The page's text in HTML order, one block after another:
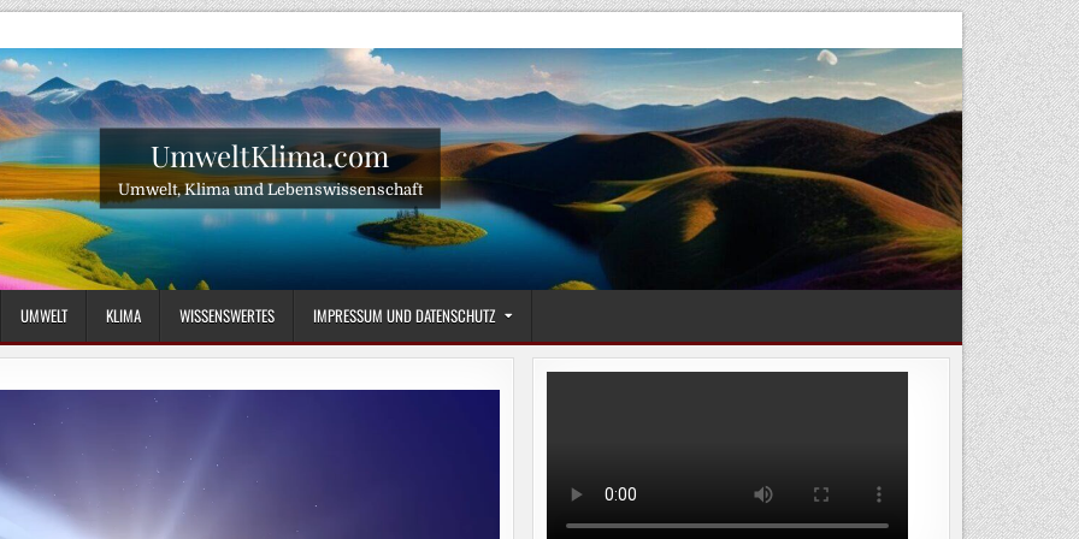
UmweltKlima.com
Umwelt, Klima und Lebenswissenschaft
UMWELT KLIMA WISSENSWERTES IMPRESSUM UND DATENSCHUTZ